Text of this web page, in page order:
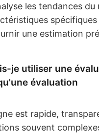
les tendances du
spécifiques
une estimation
je utiliser une
évaluation
est rapide,
souvent